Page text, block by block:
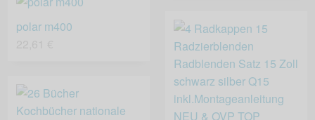
polar m400